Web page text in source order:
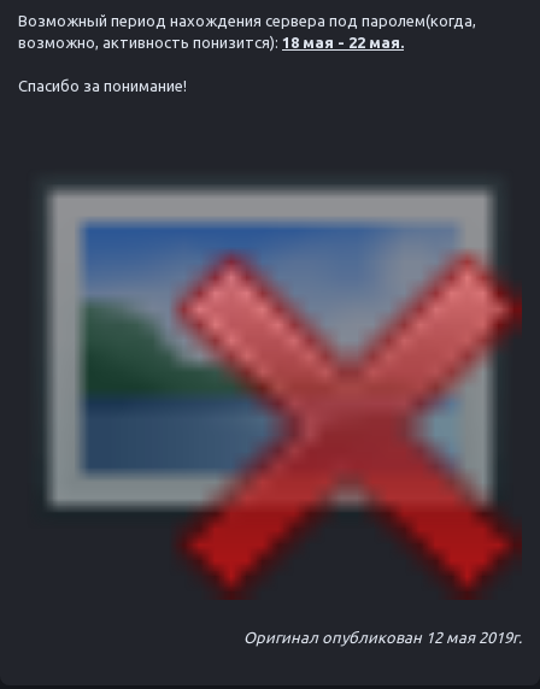
Возможный период нахождения сервера под паролем(когда,
возможно, активность понизится): 18 мая - 22 мая.
Спасибо за понимание!
Оригинал опубликован 12 мая 2019г.